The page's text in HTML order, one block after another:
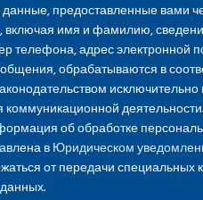
предоставленные вами
имя и фамилию,
телефона, адрес электронной
обрабатываются в
исключительно
деятельности.
об обработке
вЮридическом
от передачи специальных